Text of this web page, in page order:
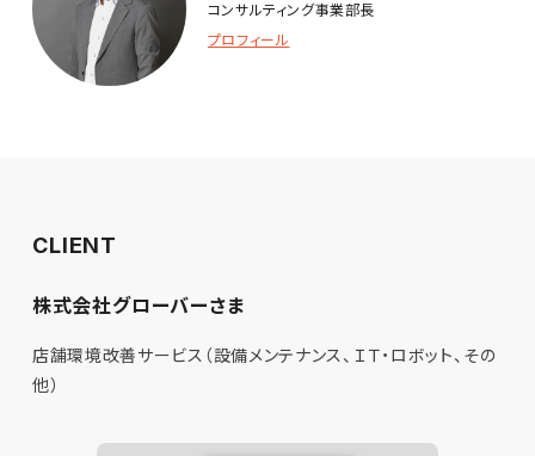
コンサルティング事業部長
プロフィール
CLIENT
株式会社グローバーさま
店舗環境改善サービス（設備メンテナンス、ＩＴ・ロボット、その
他）